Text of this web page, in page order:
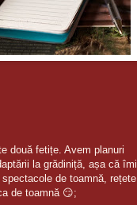
două fetițe. Avem planuri
la grădiniță, așa că îmi
de toamnă, rețete
de toamnă 😏;